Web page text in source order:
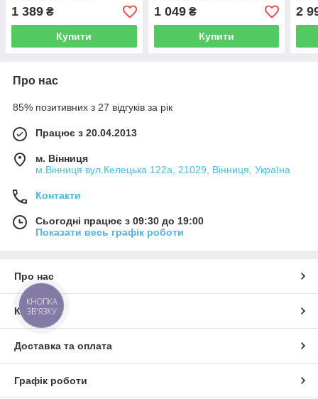
1 389 ₴
Купити
1 049₴
Купити
2
Про нас
85% позитивних з 27 відгуків за рік
Працює з 20.04.2013
м. Вінниця
м.Вінниця вул.Келецька 122а, 21029, Вінниця, Україна
Контакти
Сьогодні працює з 09:30 до 19:00
Показати весь графік роботи
Про нас
Контакти
Доставка та оплата
Графік роботи
КНОПКА
ЗВ'ЯЗКУ